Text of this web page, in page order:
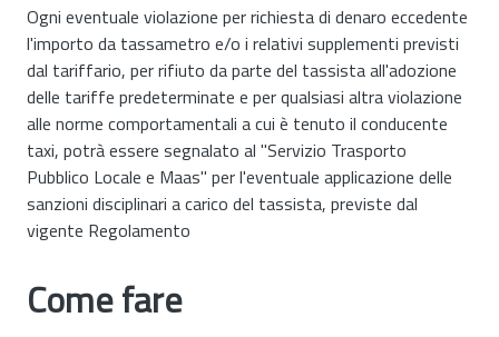
Ogni eventuale violazione per richiesta di denaro eccedente
l'importo da tassametro e/o i relativi supplementi previsti
dal tariffario, per rifiuto da parte del tassista all'adozione
delle tariffe predeterminate e per qualsiasi altra violazione
alle norme comportamentali a cui è tenuto il conducente
taxi, potrà essere segnalato al "Servizio Trasporto
Pubblico Locale e Maas" per l'eventuale applicazione delle
sanzioni disciplinari a carico del tassista, previste dal
vigente Regolamento
Come fare